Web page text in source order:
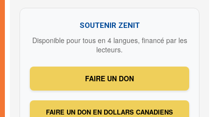
SOUTENIR ZENIT
Disponible pour tous en 4 langues, financé par les
lecteurs.
FAIRE UN DON
FAIRE UN DON EN DOLLARS CANADIENS